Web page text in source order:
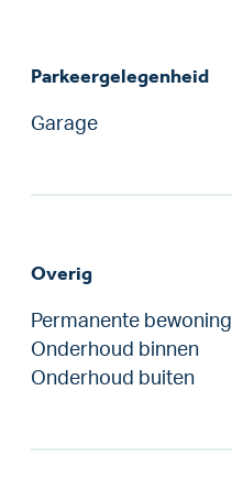
Parkeergelegenheid
Garage
Overig
Permanente bewoning
Onderhoud binnen
Onderhoud buiten